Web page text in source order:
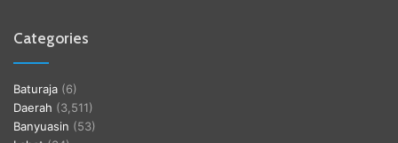
Categories
Baturaja (6)
Daerah (3,511)
Banyuasin (53)